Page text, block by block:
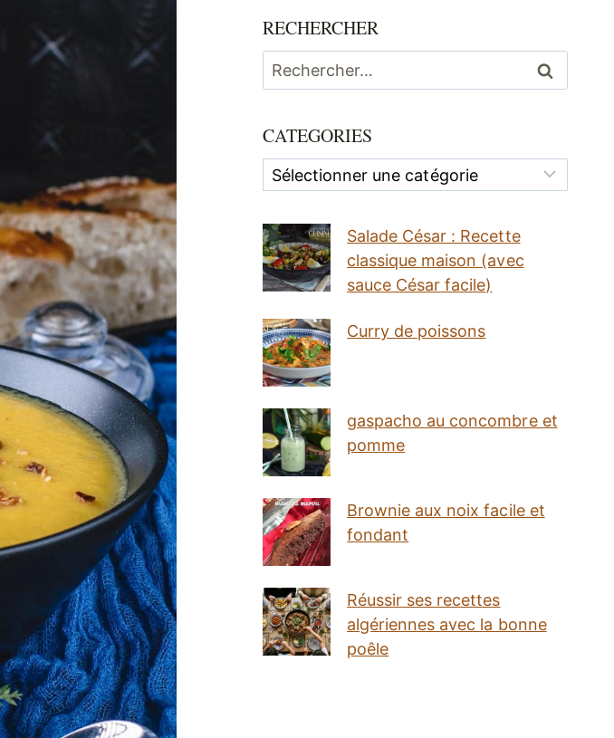
RECHERCHER
Rechercher :
CATEGORIES
Categories
Salade César : Recette
classique maison (avec
sauce César facile)
Curry de poissons
gaspacho au concombre et
pomme
Brownie aux noix facile et
fondant
Réussir ses recettes
algériennes avec la bonne
poêle